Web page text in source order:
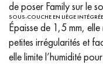
de poser Family sur le
SOUS-COUCHE EN LIÈGE INTÉGRÉE
Épaisse de 1,5 mm,
petites irrégularités et
elle limite l’humidité